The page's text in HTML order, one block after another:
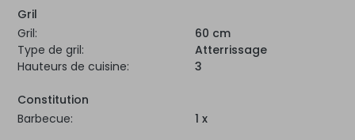
Gril
Gril:
60 cm
Type de gril:
Atterrissage
Hauteurs de cuisine:
3
Constitution
Barbecue:
1 x